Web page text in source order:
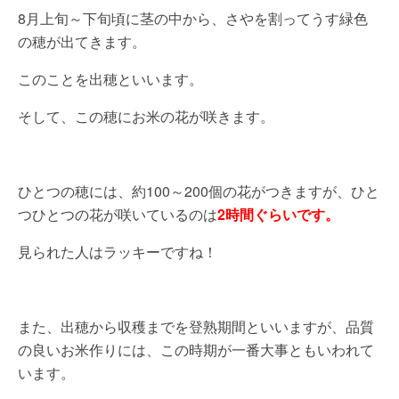
8月上旬～下旬頃に茎の中から、さやを割ってうす緑色
の穂が出てきます。
このことを出穂といいます。
そして、この穂にお米の花が咲きます。
ひとつの穂には、約100～200個の花がつきますが、ひと
つひとつの花が咲いているのは2時間ぐらいです。
見られた人はラッキーですね！
また、出穂から収穫までを登熟期間といいますが、品質
の良いお米作りには、この時期が一番大事ともいわれて
います。